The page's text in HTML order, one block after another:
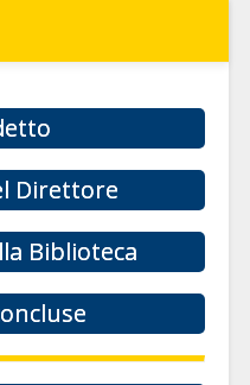
Direttore
Biblioteca